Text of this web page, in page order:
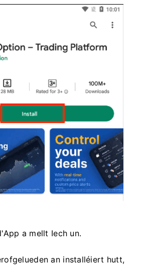
a mellt Iech un.
an installéiert hutt,